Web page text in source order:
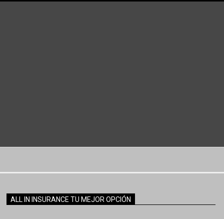
ALL IN INSURANCE TU MEJOR OPCIÓN